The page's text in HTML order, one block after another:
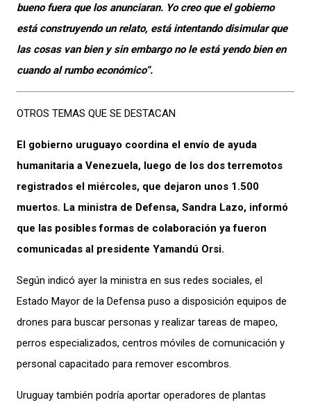
bueno fuera que los anunciaran. Yo creo que el gobierno
está construyendo un relato, está intentando disimular que
las cosas van bien y sin embargo no le está yendo bien en
cuando al rumbo económico”.
OTROS TEMAS QUE SE DESTACAN
El gobierno uruguayo coordina el envío de ayuda
humanitaria a Venezuela, luego de los dos terremotos
registrados el miércoles, que dejaron unos 1.500
muertos. La ministra de Defensa, Sandra Lazo, informó
que las posibles formas de colaboración ya fueron
comunicadas al presidente Yamandú Orsi.
Según indicó ayer la ministra en sus redes sociales, el
Estado Mayor de la Defensa puso a disposición equipos de
drones para buscar personas y realizar tareas de mapeo,
perros especializados, centros móviles de comunicación y
personal capacitado para remover escombros.
Uruguay también podría aportar operadores de plantas